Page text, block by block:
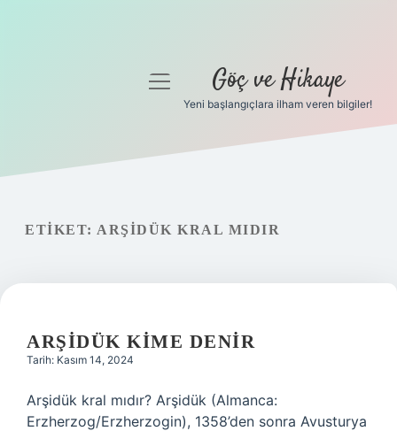
Gizlilik Politikası
menüyü
Göç ve Hikaye
Yeni başlangıçlara ilham veren bilgiler!
ETIKET: ARŞIDÜK KRAL MIDIR
ARŞIDÜK KIME DENIR
Tarih: Kasım 14, 2024
Arşidük kral mıdır? Arşidük (Almanca:
Erzherzog/Erzherzogin), 1358’den sonra Avusturya